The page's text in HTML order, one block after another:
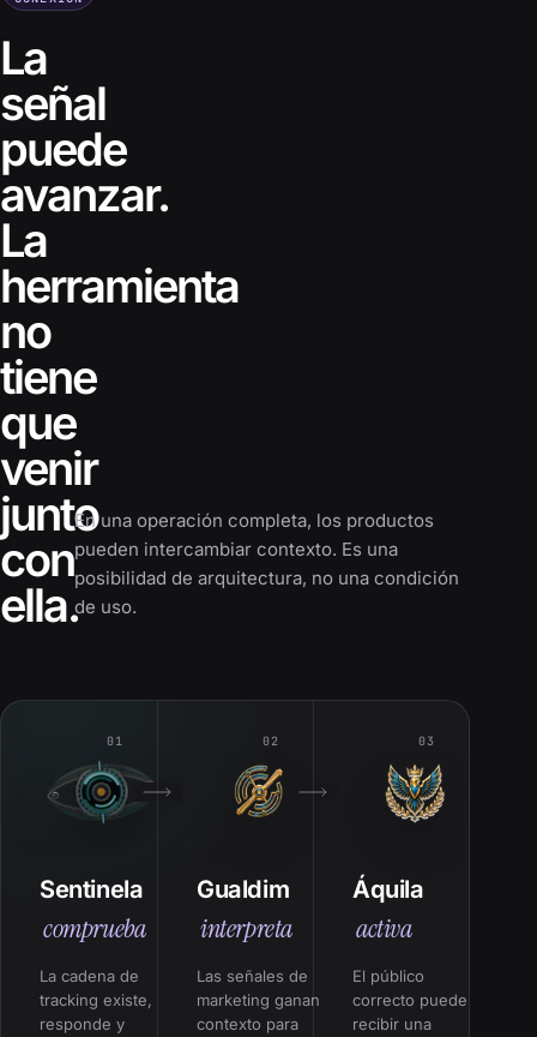
La
señal
puede
avanzar.
La
herramienta
no
tiene
que
venir
junto
con
ella.
En una operación completa, los productos
pueden intercambiar contexto. Es una
posibilidad de arquitectura, no una condición
de uso.
01
Sentinela
comprueba
La cadena de
tracking existe,
responde y
02
Gualdim
interpreta
Las señales de
marketing ganan
contexto para
03
Áquila
activa
El público
correcto puede
recibir una